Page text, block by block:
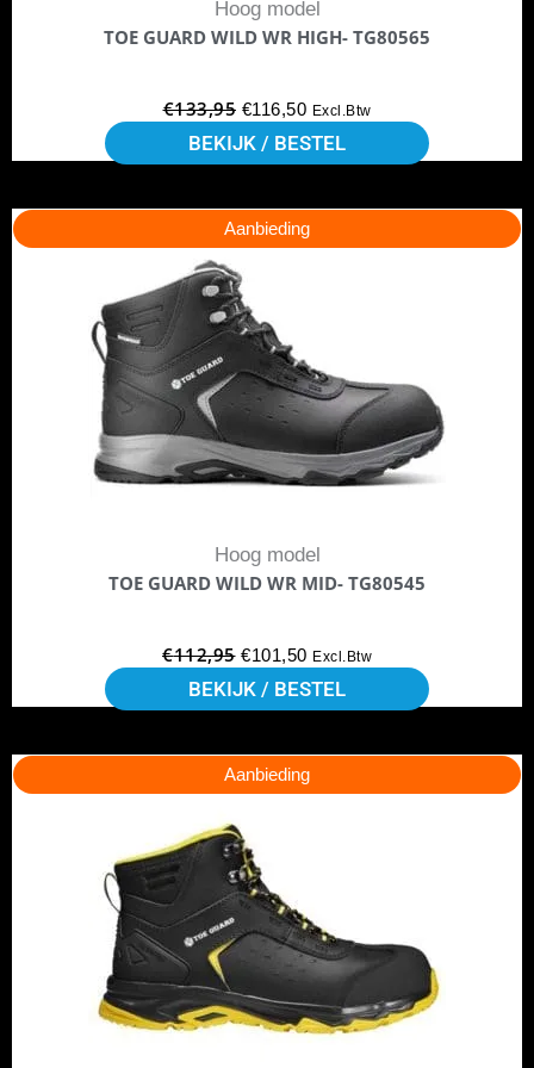
Hoog model
TOE GUARD WILD WR HIGH- TG80565
€133,95 €116,50 Excl.Btw
BEKIJK / BESTEL
op
de
Aanbieding
Hoog model
TOE GUARD WILD WR MID- TG80545
€112,95
Oorspronkelijke
was:
€112,95.
€101,50
Huidige
Excl.Btw
BEKIJK / BESTEL
Dit
meerdere
variaties.
Deze
optie
kan
gekozen
op
de
Aanbieding
Oorspronkelijke
was:
€105,55.
Huidige
Dit
variaties.
Deze
optie
kan
gekozen